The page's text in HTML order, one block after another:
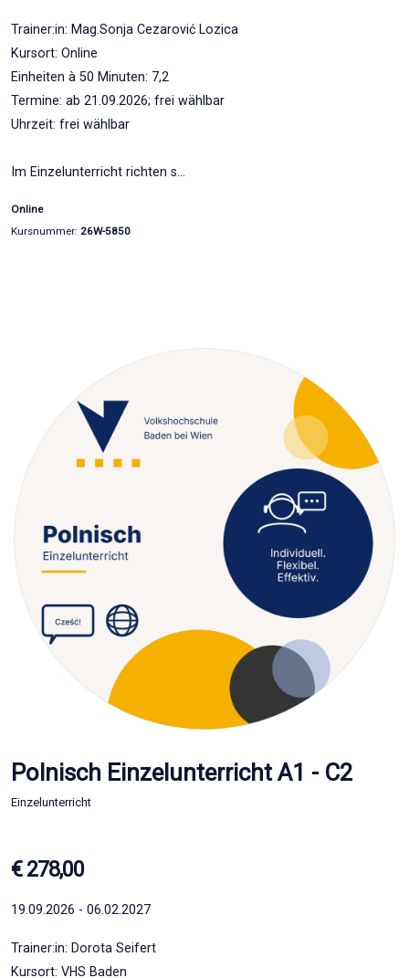
Trainer:in: Mag.Sonja Cezarović Lozica
Kursort: Online
Einheiten à 50 Minuten: 7,2
Termine: ab 21.09.2026; frei wählbar
Uhrzeit: frei wählbar
Im Einzelunterricht richten s…
Online
Kursnummer: 26W-5850
Polnisch Einzelunterricht A1 - C2
Einzelunterricht
€ 278,00
19.09.2026 - 06.02.2027
Trainer:in: Dorota Seifert
Kursort: VHS Baden